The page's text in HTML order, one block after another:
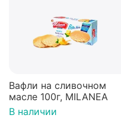
Вафли на сливочном
масле 100г, MILANEA
В наличии